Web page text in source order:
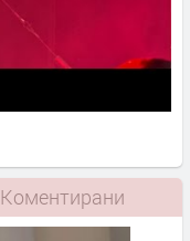
Коментирани